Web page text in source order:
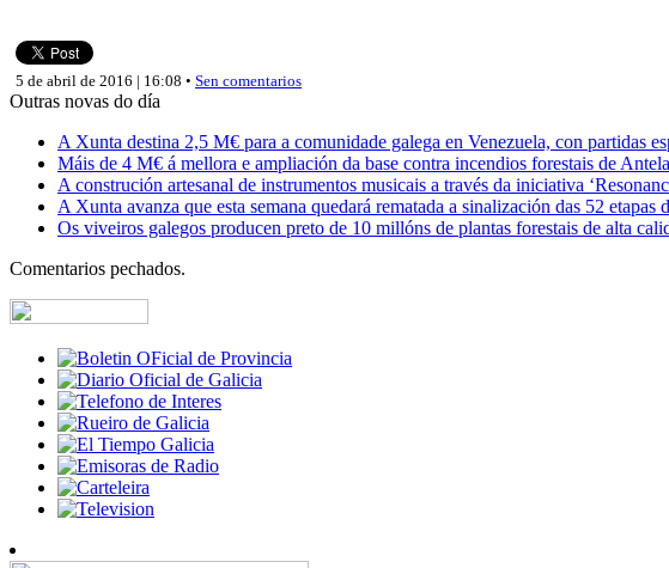
5 de abril de 2016 | 16:08 • Sen comentarios
Outras novas do día
A Xunta destina 2,5 M€ para a comunidade galega en Venezuela, con partidas
Máis de 4 M€ á mellora e ampliación da base contra incendios forestais de Antela
A construción artesanal de instrumentos musicais a través da iniciativa
A Xunta avanza que esta semana quedará rematada a sinalización das 52
Os viveiros galegos producen preto de 10 millóns de plantas forestais de alta
Comentarios pechados.